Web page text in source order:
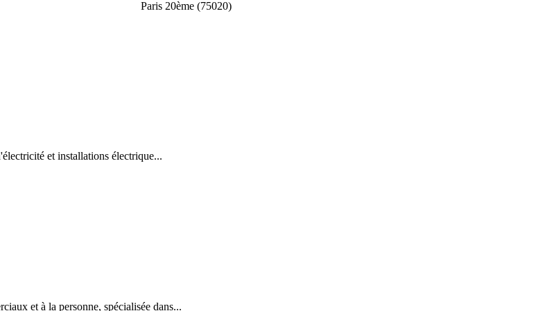
Paris 20ème (75020)
et installations électrique...
et à la personne, spécialisée dans...